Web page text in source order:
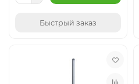
Быстрый заказ